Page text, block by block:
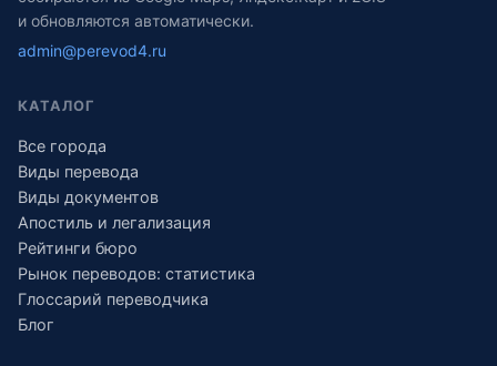
и обновляются автоматически.
admin@perevod4.ru
КАТАЛОГ
Все города
Виды перевода
Виды документов
Апостиль и легализация
Рейтинги бюро
Рынок переводов: статистика
Глоссарий переводчика
Блог